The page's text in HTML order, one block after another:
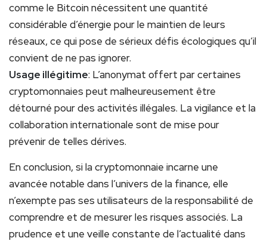
comme le Bitcoin nécessitent une quantité
considérable d’énergie pour le maintien de leurs
réseaux, ce qui pose de sérieux défis écologiques qu’il
convient de ne pas ignorer.
Usage illégitime: L’anonymat offert par certaines
cryptomonnaies peut malheureusement être
détourné pour des activités illégales. La vigilance et la
collaboration internationale sont de mise pour
prévenir de telles dérives.
En conclusion, si la cryptomonnaie incarne une
avancée notable dans l’univers de la finance, elle
n’exempte pas ses utilisateurs de la responsabilité de
comprendre et de mesurer les risques associés. La
prudence et une veille constante de l’actualité dans